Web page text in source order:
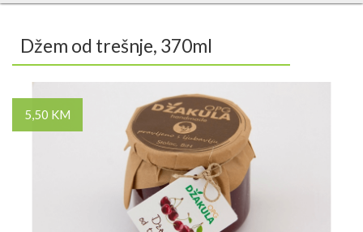
Džem od trešnje, 370ml
5,50 KM